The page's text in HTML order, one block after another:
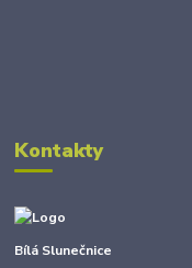
Kontakty
Bílá Slunečnice